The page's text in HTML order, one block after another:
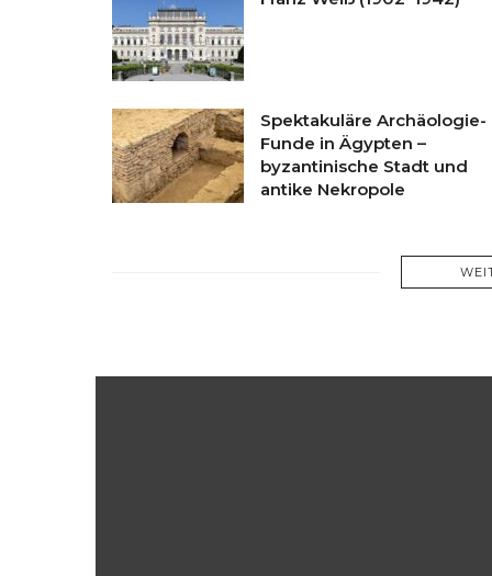
Spektakuläre Archäologie-
Funde in Ägypten –
byzantinische Stadt und
antike Nekropole